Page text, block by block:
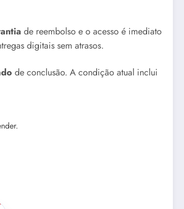
de reembolso e o acesso é imediato
digitais sem atrasos.
de conclusão. A condição atual inclui